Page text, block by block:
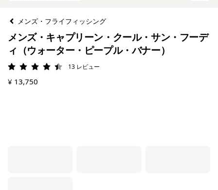
メンズ・フライフィッシング
メンズ・キャプリーン・クール・サン・フーデ
ィ（ウォーター・ピープル・バナー）
評価: 4.5 / 5
13 レビュー
¥ 13,750